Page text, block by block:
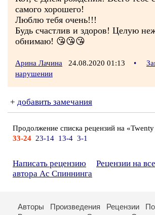
самого хорошего!
Люблю тебя очень!!!
Будь счастлив и здоров! Целую
обнимаю! 😘😘😘
Арина Лачина 24.08.2020 01:13 •
нарушении
+ добавить замечания
Продолжение списка рецензий на
33-24 23-14 13-4 3-1
Написать рецензию
Рецензии на
автора Ас Спиннинга
Авторы Произведения Рецензии